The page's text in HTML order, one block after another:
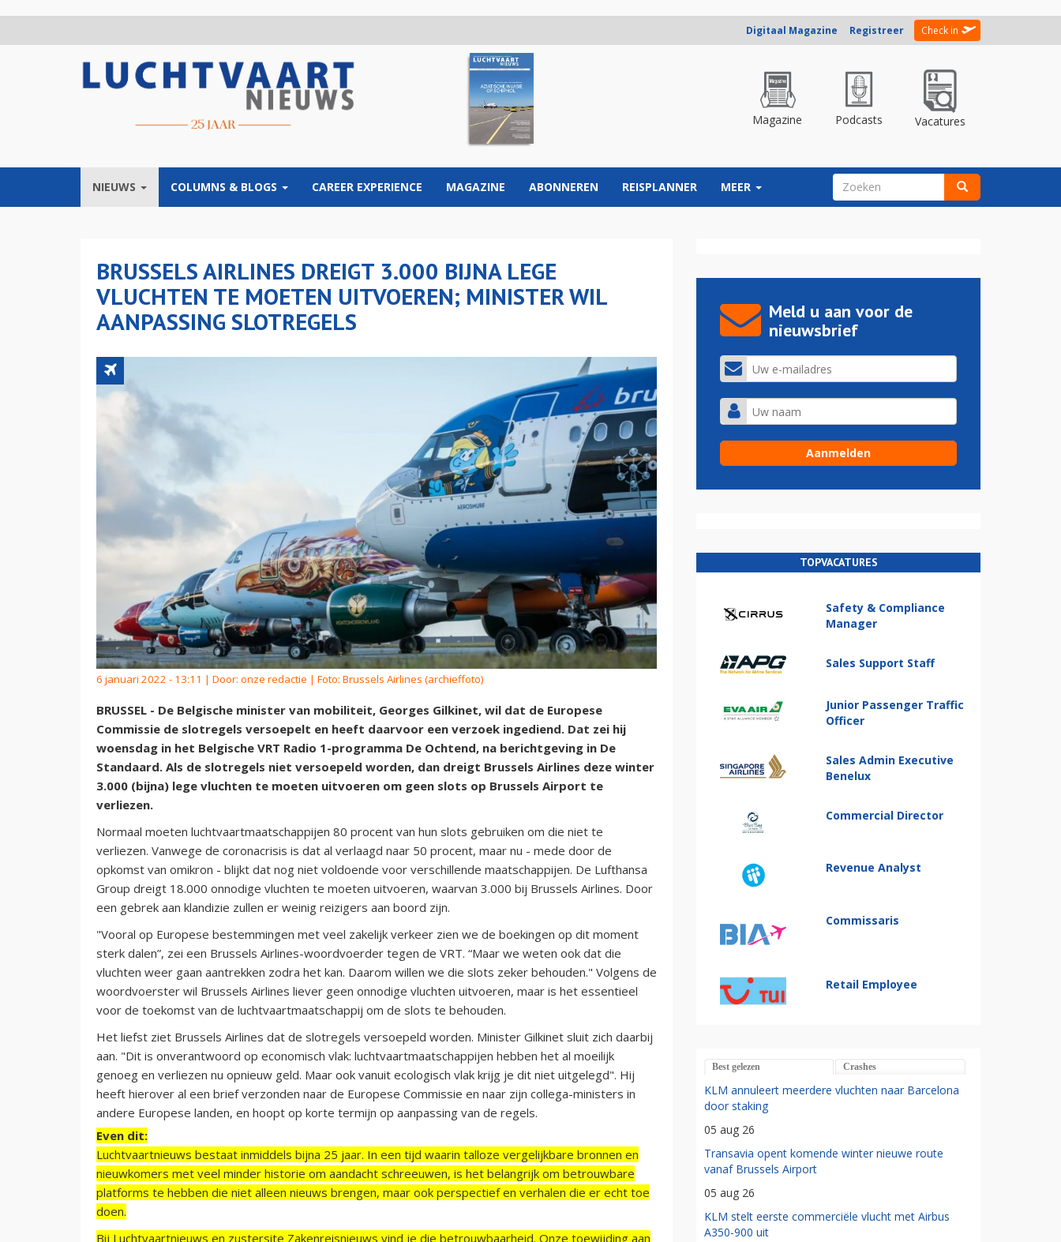
Digitaal Magazine Registreer Check in
Magazine Podcasts Vacatures
NIEUWS COLUMNS & BLOGS CAREER EXPERIENCE MAGAZINE ABONNEREN REISPLANNER MEER ZOEKVELD
BRUSSELS AIRLINES DREIGT 3.000 BIJNA LEGE
VLUCHTEN TE MOETEN UITVOEREN; MINISTER WIL
AANPASSING SLOTREGELS
6 januari 2022 - 13:11 | Door: onze redactie | Foto: Brussels Airlines (archieffoto)
BRUSSEL - De Belgische minister van mobiliteit, Georges Gilkinet, wil dat de Europese
Commissie de slotregels versoepelt en heeft daarvoor een verzoek ingediend. Dat zei hij
woensdag in het Belgische VRT Radio 1-programma De Ochtend, na berichtgeving in De
Standaard. Als de slotregels niet versoepeld worden, dan dreigt Brussels Airlines deze winter
3.000 (bijna) lege vluchten te moeten uitvoeren om geen slots op Brussels Airport te
verliezen.
Normaal moeten luchtvaartmaatschappijen 80 procent van hun slots gebruiken om die niet te
verliezen. Vanwege de coronacrisis is dat al verlaagd naar 50 procent, maar nu - mede door de
opkomst van omikron - blijkt dat nog niet voldoende voor verschillende maatschappijen. De Lufthansa
Group dreigt 18.000 onnodige vluchten te moeten uitvoeren, waarvan 3.000 bij Brussels Airlines. Door
een gebrek aan klandizie zullen er weinig reizigers aan boord zijn.
"Vooral op Europese bestemmingen met veel zakelijk verkeer zien we de boekingen op dit moment
sterk dalen”, zei een Brussels Airlines-woordvoerder tegen de VRT. “Maar we weten ook dat die
vluchten weer gaan aantrekken zodra het kan. Daarom willen we die slots zeker behouden." Volgens de
woordvoerster wil Brussels Airlines liever geen onnodige vluchten uitvoeren, maar is het essentieel
voor de toekomst van de luchtvaartmaatschappij om de slots te behouden.
Het liefst ziet Brussels Airlines dat de slotregels versoepeld worden. Minister Gilkinet sluit zich daarbij
aan. "Dit is onverantwoord op economisch vlak: luchtvaartmaatschappijen hebben het al moeilijk
genoeg en verliezen nu opnieuw geld. Maar ook vanuit ecologisch vlak krijg je dit niet uitgelegd". Hij
heeft hierover al een brief verzonden naar de Europese Commissie en naar zijn collega-ministers in
andere Europese landen, en hoopt op korte termijn op aanpassing van de regels.
Even dit:
Luchtvaartnieuws bestaat inmiddels bijna 25 jaar. In een tijd waarin talloze vergelijkbare bronnen en
nieuwkomers met veel minder historie om aandacht schreeuwen, is het belangrijk om betrouwbare
platforms te hebben die niet alleen nieuws brengen, maar ook perspectief en verhalen die er echt toe
doen.
Bij Luchtvaartnieuws en zustersite Zakenreisnieuws vind je die betrouwbaarheid. Onze toewijding aan
Meld u aan voor de
nieuwsbrief
TOPVACATURES
Safety & Compliance
Manager
Sales Support Staff
Junior Passenger Traffic
Officer
Sales Admin Executive
Benelux
Commercial Director
Revenue Analyst
Commissaris
Retail Employee
Best gelezen Crashes
KLM annuleert meerdere vluchten naar Barcelona
door staking
05 aug 26
Transavia opent komende winter nieuwe route
vanaf Brussels Airport
05 aug 26
KLM stelt eerste commerciële vlucht met Airbus
A350-900 uit